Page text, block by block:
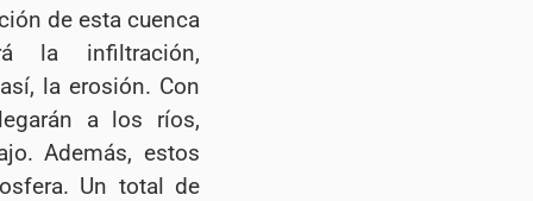
de esta cuenca
la infiltración,
la erosión. Con
a los ríos,
Además, estos
Un total de